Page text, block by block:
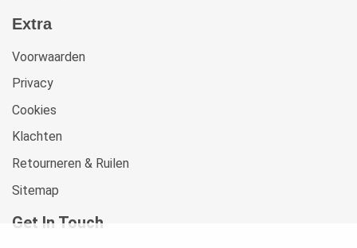
Extra
Voorwaarden
Privacy
Cookies
Klachten
Retourneren & Ruilen
Sitemap
Get In Touch